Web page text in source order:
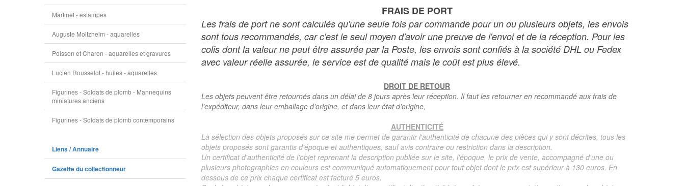
Martinet - estampes
Auguste Moltzheim - aquarelles
Poisson et Charon - aquarelles et gravures
Lucien Rousselot - huiles - aquarelles
Figurines - Soldats de plomb - Mannequins
miniatures anciens
Figurines - Soldats de plomb contemporains
Liens / Annuaire
Gazette du collectionneur
FRAIS DE PORT
Les frais de port ne sont calculés qu'une seule fois par commande pour un ou plusieurs objets, les envois
sont tous recommandés, car c'est le seul moyen d'avoir une preuve de l'envoi et de la réception. Pour les
colis dont la valeur ne peut être assurée par la Poste, les envois sont confiés à la société DHL ou Fedex
avec valeur réelle assurée, le service est de qualité mais le coût est plus élevé.
DROIT DE RETOUR
Les objets peuvent être retournés dans un délai de 8 jours après leur réception. Il faut les retourner en recommandé aux frais de
l'expéditeur, dans leur emballage d'origine, et dans leur état d'origine,
AUTHENTICITÉ
La sélection des objets proposés sur ce site me permet de garantir l'authenticité de chacune des pièces qui y sont décrites, tous les
objets proposés sont garantis d'époque et authentiques, sauf avis contraire ou restriction dans la description.
Un certificat d'authenticité de l'objet reprenant la description publiée sur le site, l'époque, le prix de vente, accompagné d'une ou
plusieurs photographies en couleurs est communiqué automatiquement pour tout objet dont le prix est supérieur à 130 euros. En
dessous de ce prix chaque certificat est facturé 5 euros.